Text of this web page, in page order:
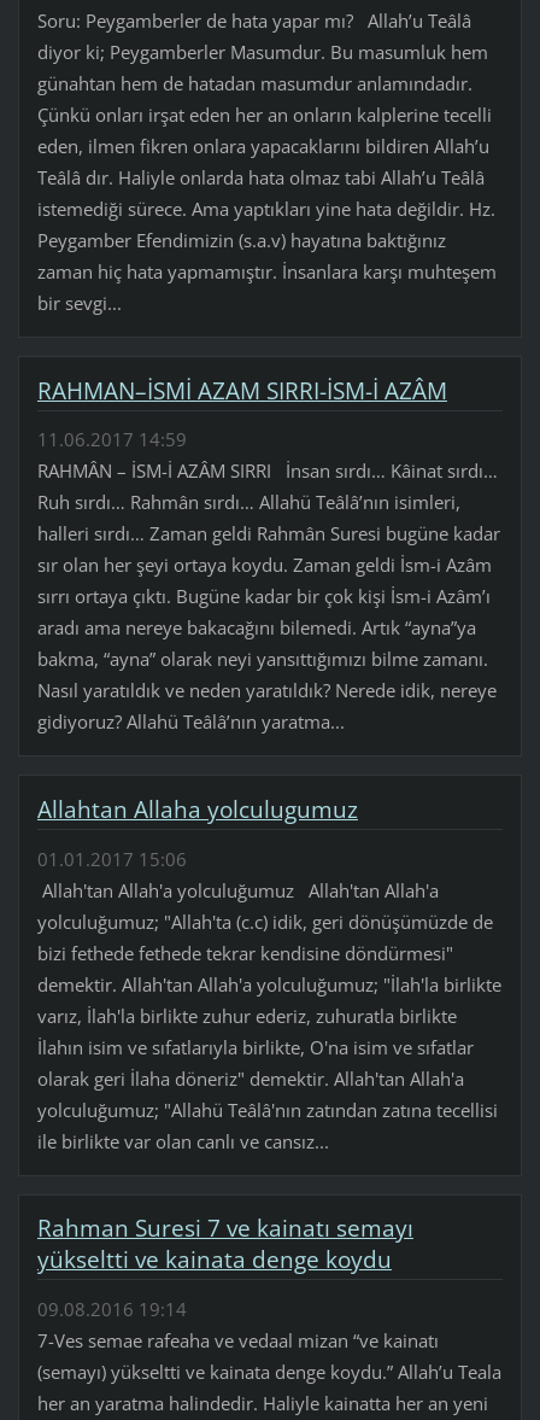
Soru: Peygamberler de hata yapar mı? Allah’u Teâlâ
diyor ki; Peygamberler Masumdur. Bu masumluk hem
günahtan hem de hatadan masumdur anlamındadır.
Çünkü onları irşat eden her an onların kalplerine tecelli
eden, ilmen fikren onlara yapacaklarını bildiren Allah’u
Teâlâ dır. Haliyle onlarda hata olmaz tabi Allah’u Teâlâ
istemediği sürece. Ama yaptıkları yine hata değildir. Hz.
Peygamber Efendimizin (s.a.v) hayatına baktığınız
zaman hiç hata yapmamıştır. İnsanlara karşı muhteşem
bir sevgi...
RAHMAN–İSMİ AZAM SIRRI-İSM-İ AZÂM
11.06.2017 14:59
RAHMÂN – İSM-İ AZÂM SIRRI İnsan sırdı… Kâinat sırdı…
Ruh sırdı… Rahmân sırdı… Allahü Teâlâ’nın isimleri,
halleri sırdı… Zaman geldi Rahmân Suresi bugüne kadar
sır olan her şeyi ortaya koydu. Zaman geldi İsm-i Azâm
sırrı ortaya çıktı. Bugüne kadar bir çok kişi İsm-i Azâm’ı
aradı ama nereye bakacağını bilemedi. Artık “ayna”ya
bakma, “ayna” olarak neyi yansıttığımızı bilme zamanı.
Nasıl yaratıldık ve neden yaratıldık? Nerede idik, nereye
gidiyoruz? Allahü Teâlâ’nın yaratma...
Allahtan Allaha yolculugumuz
01.01.2017 15:06
Allah'tan Allah'a yolculuğumuz Allah'tan Allah'a
yolculuğumuz; "Allah'ta (c.c) idik, geri dönüşümüzde de
bizi fethede fethede tekrar kendisine döndürmesi"
demektir. Allah'tan Allah'a yolculuğumuz; "İlah'la birlikte
varız, İlah'la birlikte zuhur ederiz, zuhuratla birlikte
İlahın isim ve sıfatlarıyla birlikte, O'na isim ve sıfatlar
olarak geri İlaha döneriz" demektir. Allah'tan Allah'a
yolculuğumuz; "Allahü Teâlâ'nın zatından zatına tecellisi
ile birlikte var olan canlı ve cansız...
Rahman Suresi 7 ve kainatı semayı
yükseltti ve kainata denge koydu
09.08.2016 19:14
7-Ves semae rafeaha ve vedaal mizan “ve kainatı
(semayı) yükseltti ve kainata denge koydu.” Allah’u Teala
her an yaratma halindedir. Haliyle kainatta her an yeni